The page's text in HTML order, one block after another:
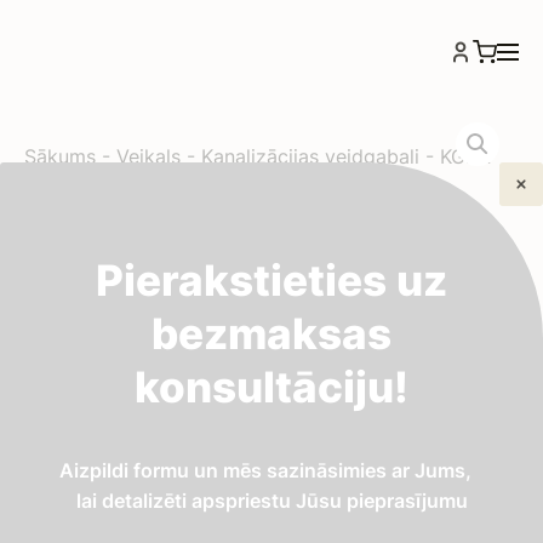
Sākums-Veikals-Kanalizācijas veidgabali - KGEA
Ø110/45° Atzars
KG sistēmas ārējās kanalizācijas atzars cauruļu
sazarojumiem.
Pierakstieties uz
bezmaksas
konsultāciju!
Aizpildi formu un mēs sazināsimies ar Jums,
lai detalizēti apspriestu Jūsu pieprasījumu